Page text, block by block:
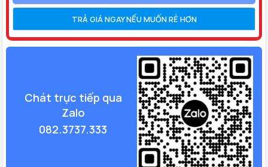
TRẢ GIÁ NGAY NẾU MUỐN RẺ HƠN
Chát trực tiếp qua
Zalo
082.3737.333